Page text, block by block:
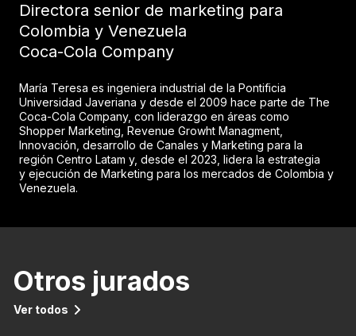
Directora senior de marketing para
Colombia y Venezuela
Coca-Cola Company
María Teresa es ingeniera industrial de la Pontificia
Universidad Javeriana y desde el 2009 hace parte de The
Coca-Cola Company, con liderazgo en áreas como
Shopper Marketing, Revenue Growht Managment,
Innovación, desarrollo de Canales y Marketing para la
región Centro Latam y, desde el 2023, lidera la estrategia
y ejecución de Marketing para los mercados de Colombia y
Venezuela.
Otros jurados
Ver todos